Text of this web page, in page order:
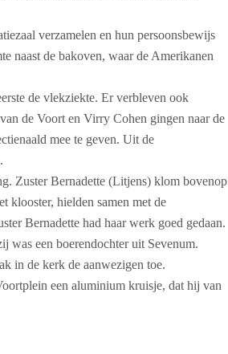
verzamelen en hun persoonsbewijs
naast de bakoven, waar de Amerikanen
de vlekziekte. Er verbleven ook
de Voort en Virry Cohen gingen naar de
mee te geven. Uit de
Zuster Bernadette (Litjens) klom bovenop
klooster, hielden samen met de
Bernadette had haar werk goed gedaan.
was een boerendochter uit Sevenum.
in de kerk de aanwezigen toe.
een aluminium kruisje, dat hij van